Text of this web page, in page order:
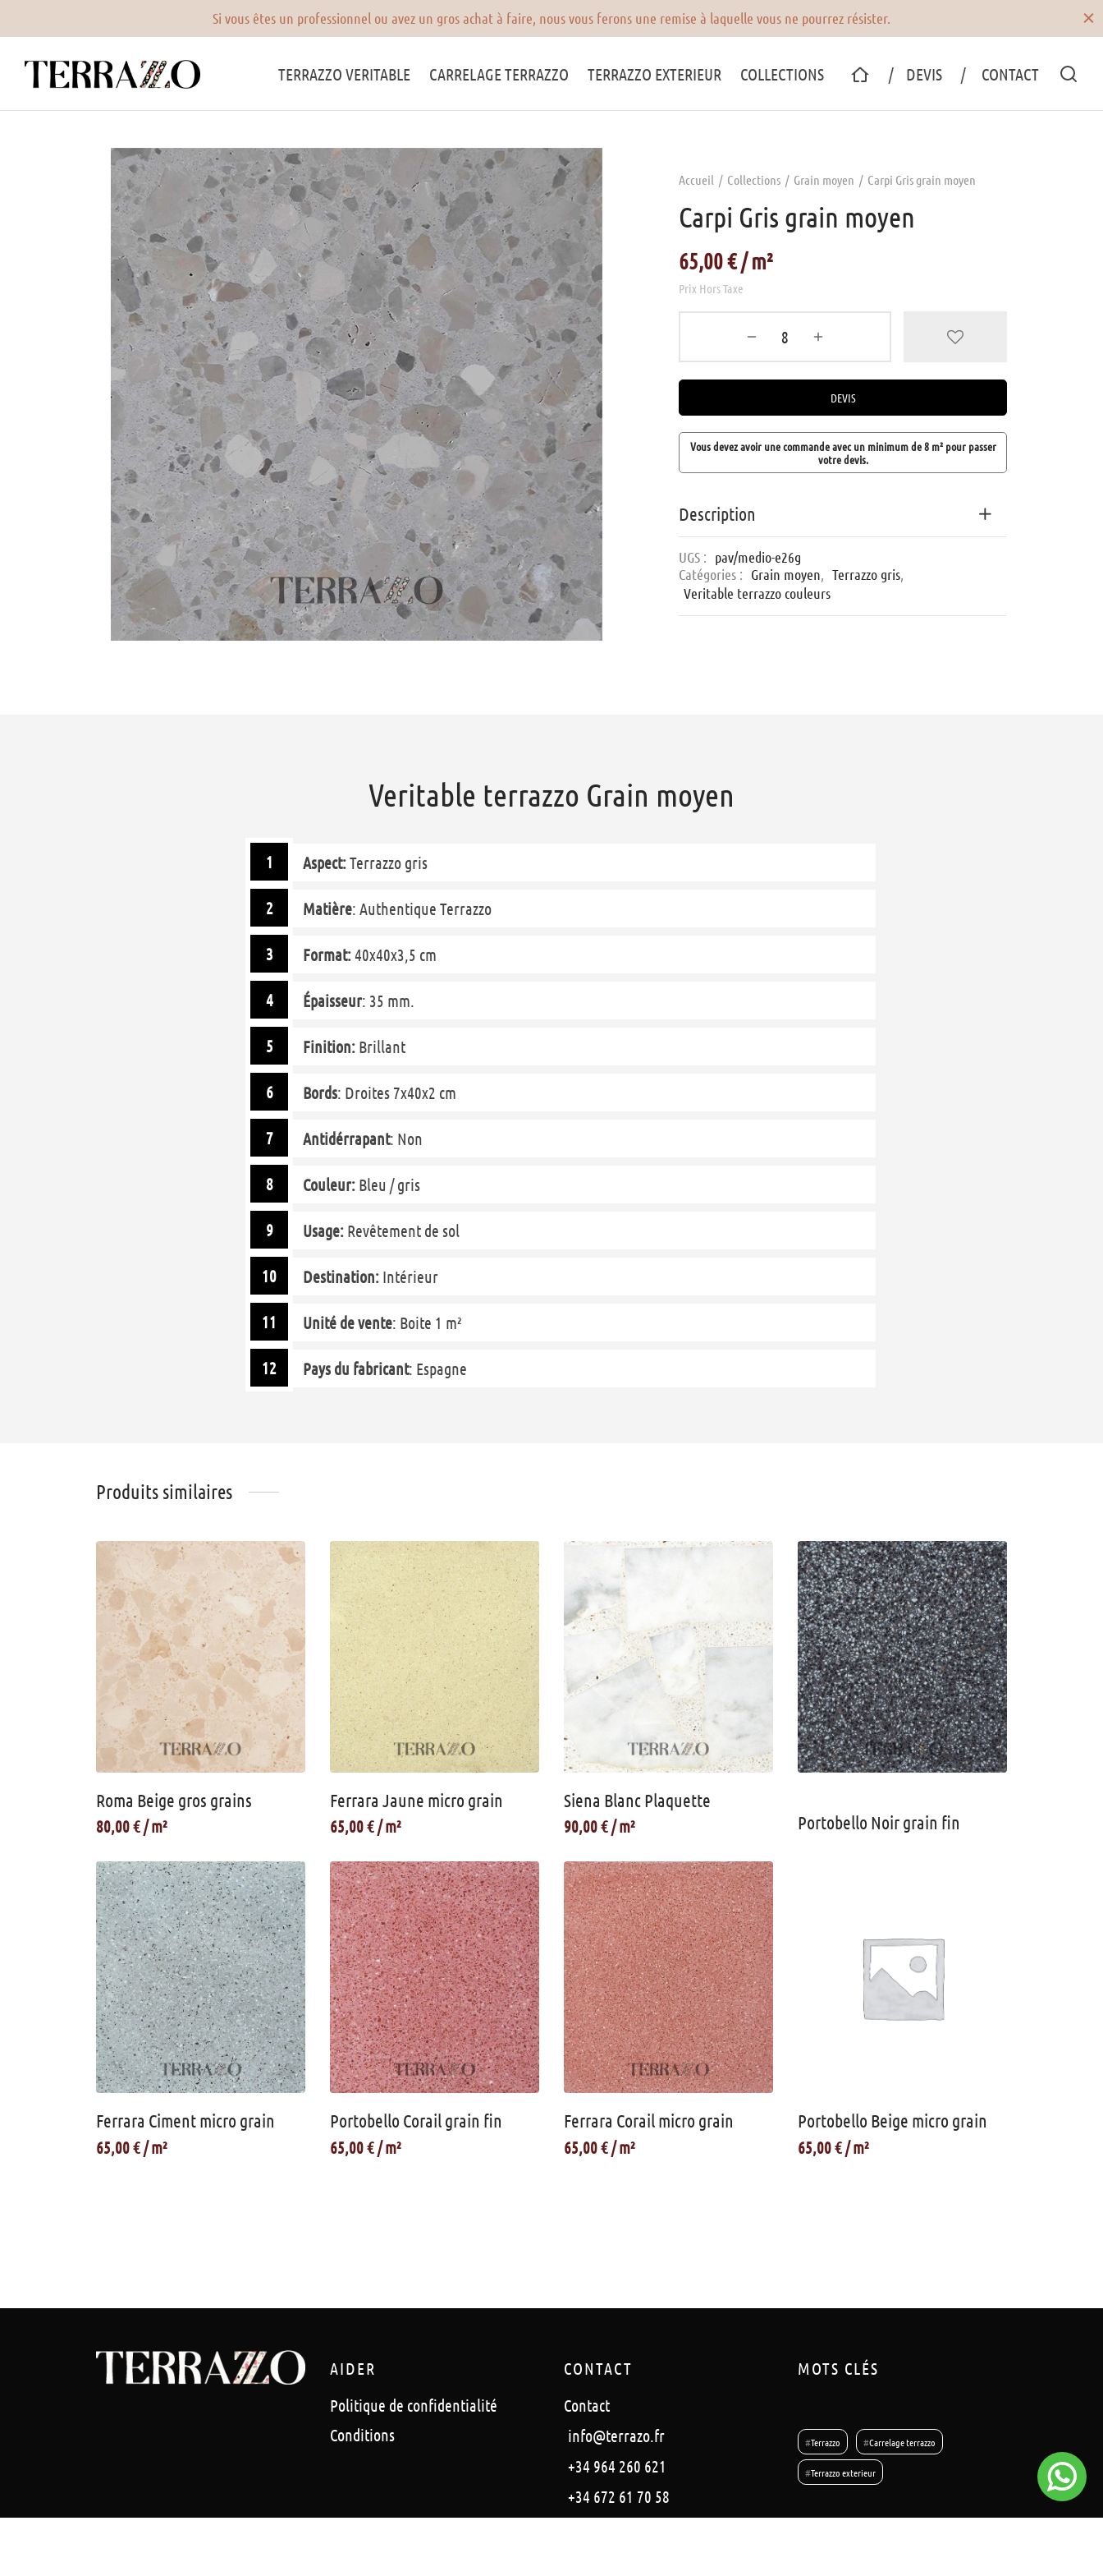
La plupart de nos produits sont en stock, nous pouvons vous servir rapidement.
TERRAZZO VERITABLE CARRELAGE TERRAZZO TERRAZZO EXTERIEUR COLLECTIONS / DEVIS / CONTACT
Accueil / Collections / Grain moyen / Carpi Gris grain moyen
Carpi Gris grain moyen
65,00€
Prix Hors Taxe
DEVIS
Vous devez avoir une commande avec un minimum de 8 m² pour passer
votre devis.
Description
UGS : pav/medio-e26g
Catégories : Grain moyen, Terrazzo gris,
Veritable terrazzo couleurs
Veritable terrazzo Grain moyen
Aspect:Terrazzo gris
Matière: Authentique Terrazzo
Format:40x40x3,5 cm
Épaisseur: 35 mm.
Finition: Brillant
Bords: Droites 7x40x2 cm
Antidérrapant: Non
Couleur: Bleu / gris
Usage: Revêtement de sol
Destination: Intérieur
Unité de vente: Boite 1 m²
Pays du fabricant: Espagne
Produits similaires
Roma Beige gros grains
80,00€
Ferrara Jaune micro grain
65,00€
Siena Blanc Plaquette
90,00€ Portobello Noir grain fin
Ferrara Ciment micro grain
65,00€
Portobello Corail grain fin
65,00€
Ferrara Corail micro grain
65,00€
Portobello Beige micro grain
65,00€
AIDER
Politique de confidentialité
Conditions
CONTACT
Contact
info@terrazo.fr
+34 964 260 621
+34 672 61 70 58
MOTS CLÉS
#Terrazzo #Carrelage terrazzo
#Terrazzo exterieur